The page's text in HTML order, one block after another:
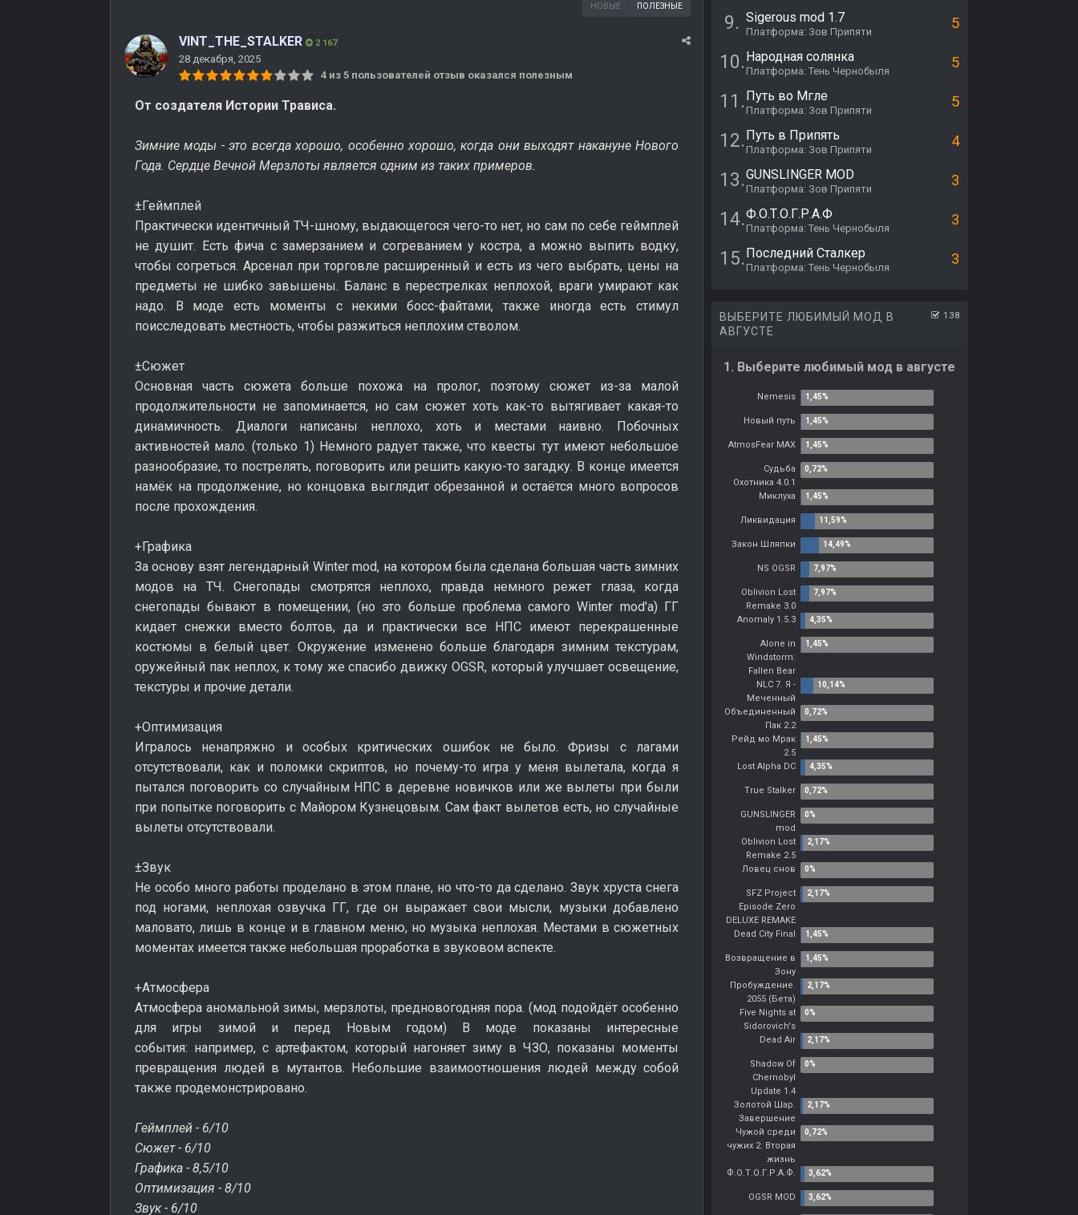
ПОЛЕЗНЫЕ
НОВЫЕ
VINT_THE_STALKER 2 167
28 декабря, 2025
4 из 5 пользователей отзыв оказался полезным
От создателя Истории Трависа.
Зимние моды - это всегда хорошо, особенно хорошо, когда они выходят накануне Нового
Года. Сердце Вечной Мерзлоты является одним из таких примеров.
±Геймплей
Практически идентичный ТЧ-шному, выдающегося чего-то нет, но сам по себе геймплей
не душит. Есть фича с замерзанием и согреванием у костра, а можно выпить водку,
чтобы согреться. Арсенал при торговле расширенный и есть из чего выбрать, цены на
предметы не шибко завышены. Баланс в перестрелках неплохой, враги умирают как
надо. В моде есть моменты с некими босс-файтами, также иногда есть стимул
поисследовать местность, чтобы разжиться неплохим стволом.
±Сюжет
Основная часть сюжета больше похожа на пролог, поэтому сюжет из-за малой
продолжительности не запоминается, но сам сюжет хоть как-то вытягивает какая-то
динамичность. Диалоги написаны неплохо, хоть и местами наивно. Побочных
активностей мало. (только 1) Немного радует также, что квесты тут имеют небольшое
разнообразие, то пострелять, поговорить или решить какую-то загадку. В конце имеется
намёк на продолжение, но концовка выглядит обрезанной и остаётся много вопросов
после прохождения.
+Графика
За основу взят легендарный Winter mod, на котором была сделана большая часть зимних
модов на ТЧ. Снегопады смотрятся неплохо, правда немного режет глаза, когда
снегопады бывают в помещении, (но это больше проблема самого Winter mod'a) ГГ
кидает снежки вместо болтов, да и практически все НПС имеют перекрашенные
костюмы в белый цвет. Окружение изменено больше благодаря зимним текстурам,
оружейный пак неплох, к тому же спасибо движку OGSR, который улучшает освещение,
текстуры и прочие детали.
+Оптимизация
Игралось ненапряжно и особых критических ошибок не было. Фризы с лагами
отсутствовали, как и поломки скриптов, но почему-то игра у меня вылетала, когда я
пытался поговорить со случайным НПС в деревне новичков или же вылеты при были
при попытке поговорить с Майором Кузнецовым. Сам факт вылетов есть, но случайные
вылеты отсутствовали.
±Звук
Не особо много работы проделано в этом плане, но что-то да сделано. Звук хруста снега
под ногами, неплохая озвучка ГГ, где он выражает свои мысли, музыки добавлено
маловато, лишь в конце и в главном меню, но музыка неплохая. Местами в сюжетных
моментах имеется также небольшая проработка в звуковом аспекте.
+Атмосфера
Атмосфера аномальной зимы, мерзлоты, предновогодняя пора. (мод подойдёт особенно
для игры зимой и перед Новым годом) В моде показаны интересные
события: например, с артефактом, который нагоняет зиму в ЧЗО, показаны моменты
превращения людей в мутантов. Небольшие взаимоотношения людей между собой
также продемонстрировано.
Геймплей - 6/10
Сюжет - 6/10
Графика - 8,5/10
Оптимизация - 8/10
Звук - 6/10
9. Sigerous mod 1.7
Платформа: Зов Припяти 5
10. Народная солянка
Платформа: Тень Чернобыля 5
11. Путь во Мгле
Платформа: Зов Припяти 5
12. Путь в Припять
Платформа: Зов Припяти 4
13.GUNSLINGER MOD
Платформа: Зов Припяти 3
14.Ф.О.Т.О.Г.Р.А.Ф
Платформа: Тень Чернобыля 3
15. Последний Сталкер
Платформа: Тень Чернобыля 3
138
ВЫБЕРИТЕ ЛЮБИМЫЙ МОД В
АВГУСТЕ
1. Выберите любимый мод в августе
Nemesis
Новый путь
AtmosFear MAX
Судьба
Охотника 4.0.1
Миклуха
Ликвидация
Закон Шляпки
NS OGSR
Oblivion Lost
Remake 3.0
Anomaly 1.5.3
Alone in
Windstorm:
Fallen Bear
NLC 7. Я -
Меченный
Объединенный
Пак 2.2
Рейд мо Мрак
2.5
Lost Alpha DC
True Stalker
GUNSLINGER
mod
Oblivion Lost
Remake 2.5
Ловец снов
SFZ Project
Episode Zero
DELUXE REMAKE
Dead City Final
Возвращение в
Зону
Пробуждение.
2055 (Бета)
Five Nights at
Sidorovich's
Dead Air
Shadow Of
Chernobyl
Update 1.4
Золотой Шар.
Завершение
Чужой среди
чужих 2: Вторая
жизнь
Ф.О.Т.О.Г.Р.А.Ф.
OGSR MOD